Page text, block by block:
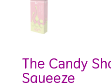
The Candy
Squeeze